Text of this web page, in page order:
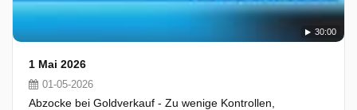
30:00
1 Mai 2026
01-05-2026
Abzocke bei Goldverkauf - Zu wenige Kontrollen,